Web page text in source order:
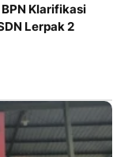
Klarifikasi
Lerpak 2